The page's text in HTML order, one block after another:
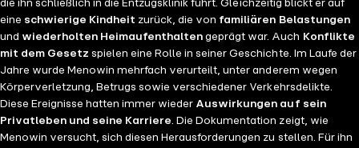
die ihn schließlich in die Entzugsklinik führt. Gleichzeitig blickt er auf
eine schwierige Kindheit zurück, die von familiären Belastungen
und wiederholten Heimaufenthalten geprägt war. Auch Konflikte
mit dem Gesetz spielen eine Rolle in seiner Geschichte. Im Laufe der
Jahre wurde Menowin mehrfach verurteilt, unter anderem wegen
Körperverletzung, Betrugs sowie verschiedener Verkehrsdelikte.
Diese Ereignisse hatten immer wieder Auswirkungen auf sein
Privatleben und seine Karriere. Die Dokumentation zeigt, wie
Menowin versucht, sich diesen Herausforderungen zu stellen. Für ihn